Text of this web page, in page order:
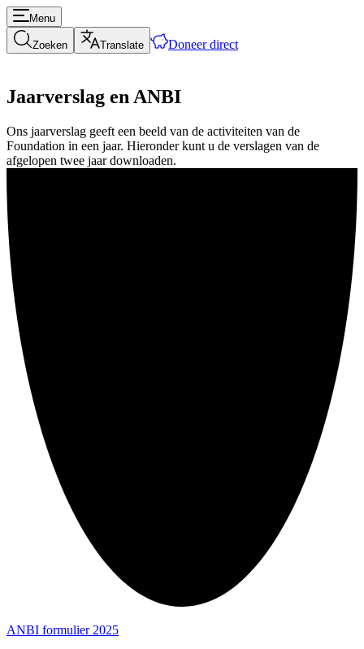
Menu
Zoeken Translate Doneer direct
Jaarverslag en ANBI
Ons jaarverslag geeft een beeld van de activiteiten van de
Foundation in een jaar. Hieronder kunt u de verslagen van de
afgelopen twee jaar downloaden.
ANBI formulier 2025